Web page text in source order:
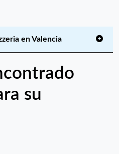
en Valencia
su